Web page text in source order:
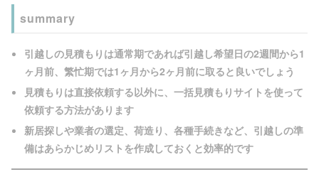
summary
引越しの見積もりは通常期であれば引越し希望日の2週間から1
ヶ月前、繁忙期では1ヶ月から2ヶ月前に取ると良いでしょう
見積もりは直接依頼する以外に、一括見積もりサイトを使って
依頼する方法があります
新居探しや業者の選定、荷造り、各種手続きなど、引越しの準
備はあらかじめリストを作成しておくと効率的です